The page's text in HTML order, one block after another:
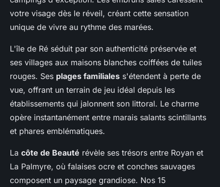
votre visage dès le réveil, créant cette sensation
unique de vivre au rythme des marées.
L'île de Ré séduit par son authenticité préservée et
ses villages aux maisons blanches coiffées de tuiles
rouges. Ses plages familiales s'étendent à perte de
vue, offrant un terrain de jeu idéal depuis les
établissements qui jalonnent son littoral. Le charme
opère instantanément entre marais salants scintillants
et phares emblématiques.
La côte de Beauté révèle ses trésors entre Royan et
La Palmyre, où falaises ocre et conches sauvages
composent un paysage grandiose. Nos 15